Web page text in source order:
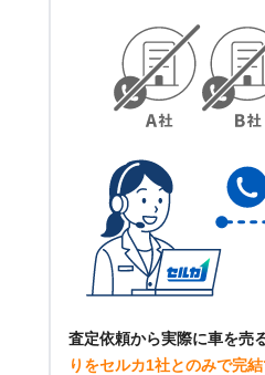
査定依頼から実際に車を売
りをセルカ1社とのみで完